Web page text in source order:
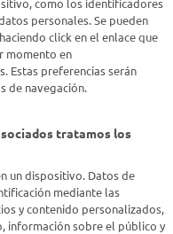
nosotros acá
como los identificadores
personales. Se pueden
click en el enlace que
momento en
Estas preferencias serán
de navegación.
tratamos los
un dispositivo. Datos de
mediante las
y contenido personalizados,
información sobre el público y